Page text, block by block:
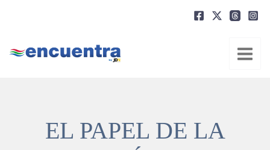
EL PAPEL DE LA